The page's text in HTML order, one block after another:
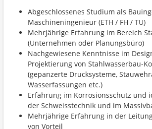
Abgeschlossenes Studium als
Maschineningenieur (ETH / FH / TU)
Mehrjährige Erfahrung im Bereich
(Unternehmen oder Planungsbüro)
Nachgewiesene Kenntnisse im
Projektierung von Stahlwasserbau-
(gepanzerte Drucksysteme,
Wasserfassungen etc.)
Erfahrung im Korrosionsschutz und
der Schweisstechnik und im
Mehrjährige Erfahrung in der
von Vorteil